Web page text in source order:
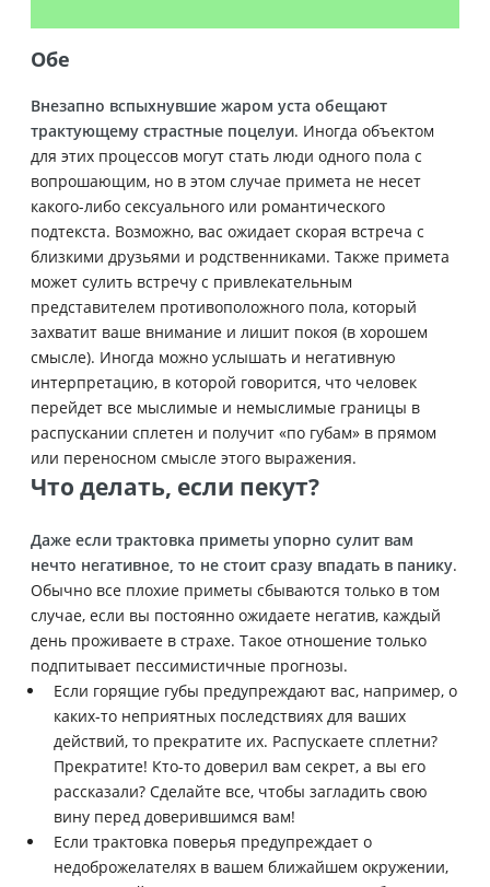
Обе
Внезапно вспыхнувшие жаром уста обещают
трактующему страстные поцелуи. Иногда объектом
для этих процессов могут стать люди одного пола с
вопрошающим, но в этом случае примета не несет
какого-либо сексуального или романтического
подтекста. Возможно, вас ожидает скорая встреча с
близкими друзьями и родственниками. Также примета
может сулить встречу с привлекательным
представителем противоположного пола, который
захватит ваше внимание и лишит покоя (в хорошем
смысле). Иногда можно услышать и негативную
интерпретацию, в которой говорится, что человек
перейдет все мыслимые и немыслимые границы в
распускании сплетен и получит «по губам» в прямом
или переносном смысле этого выражения.
Что делать, если пекут?
Даже если трактовка приметы упорно сулит вам
нечто негативное, то не стоит сразу впадать в панику.
Обычно все плохие приметы сбываются только в том
случае, если вы постоянно ожидаете негатив, каждый
день проживаете в страхе. Такое отношение только
подпитывает пессимистичные прогнозы.
Если горящие губы предупреждают вас, например, о
каких-то неприятных последствиях для ваших
действий, то прекратите их. Распускаете сплетни?
Прекратите! Кто-то доверил вам секрет, а вы его
рассказали? Сделайте все, чтобы загладить свою
вину перед доверившимся вам!
Если трактовка поверья предупреждает о
недоброжелателях в вашем ближайшем окружении,